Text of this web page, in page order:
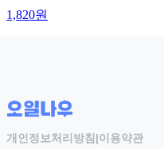
1,820원
개인정보처리방침 |이용약관